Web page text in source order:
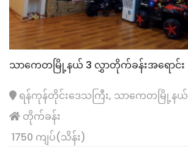
သာကေတမြို့နယ် 3 လွှာတိုက်ခန်းအရောင်း
ရန်ကုန်တိုင်းဒေသကြီး, သာကေတမြို့နယ်
တိုက်ခန်း
1750 ကျပ်(သိန်း)